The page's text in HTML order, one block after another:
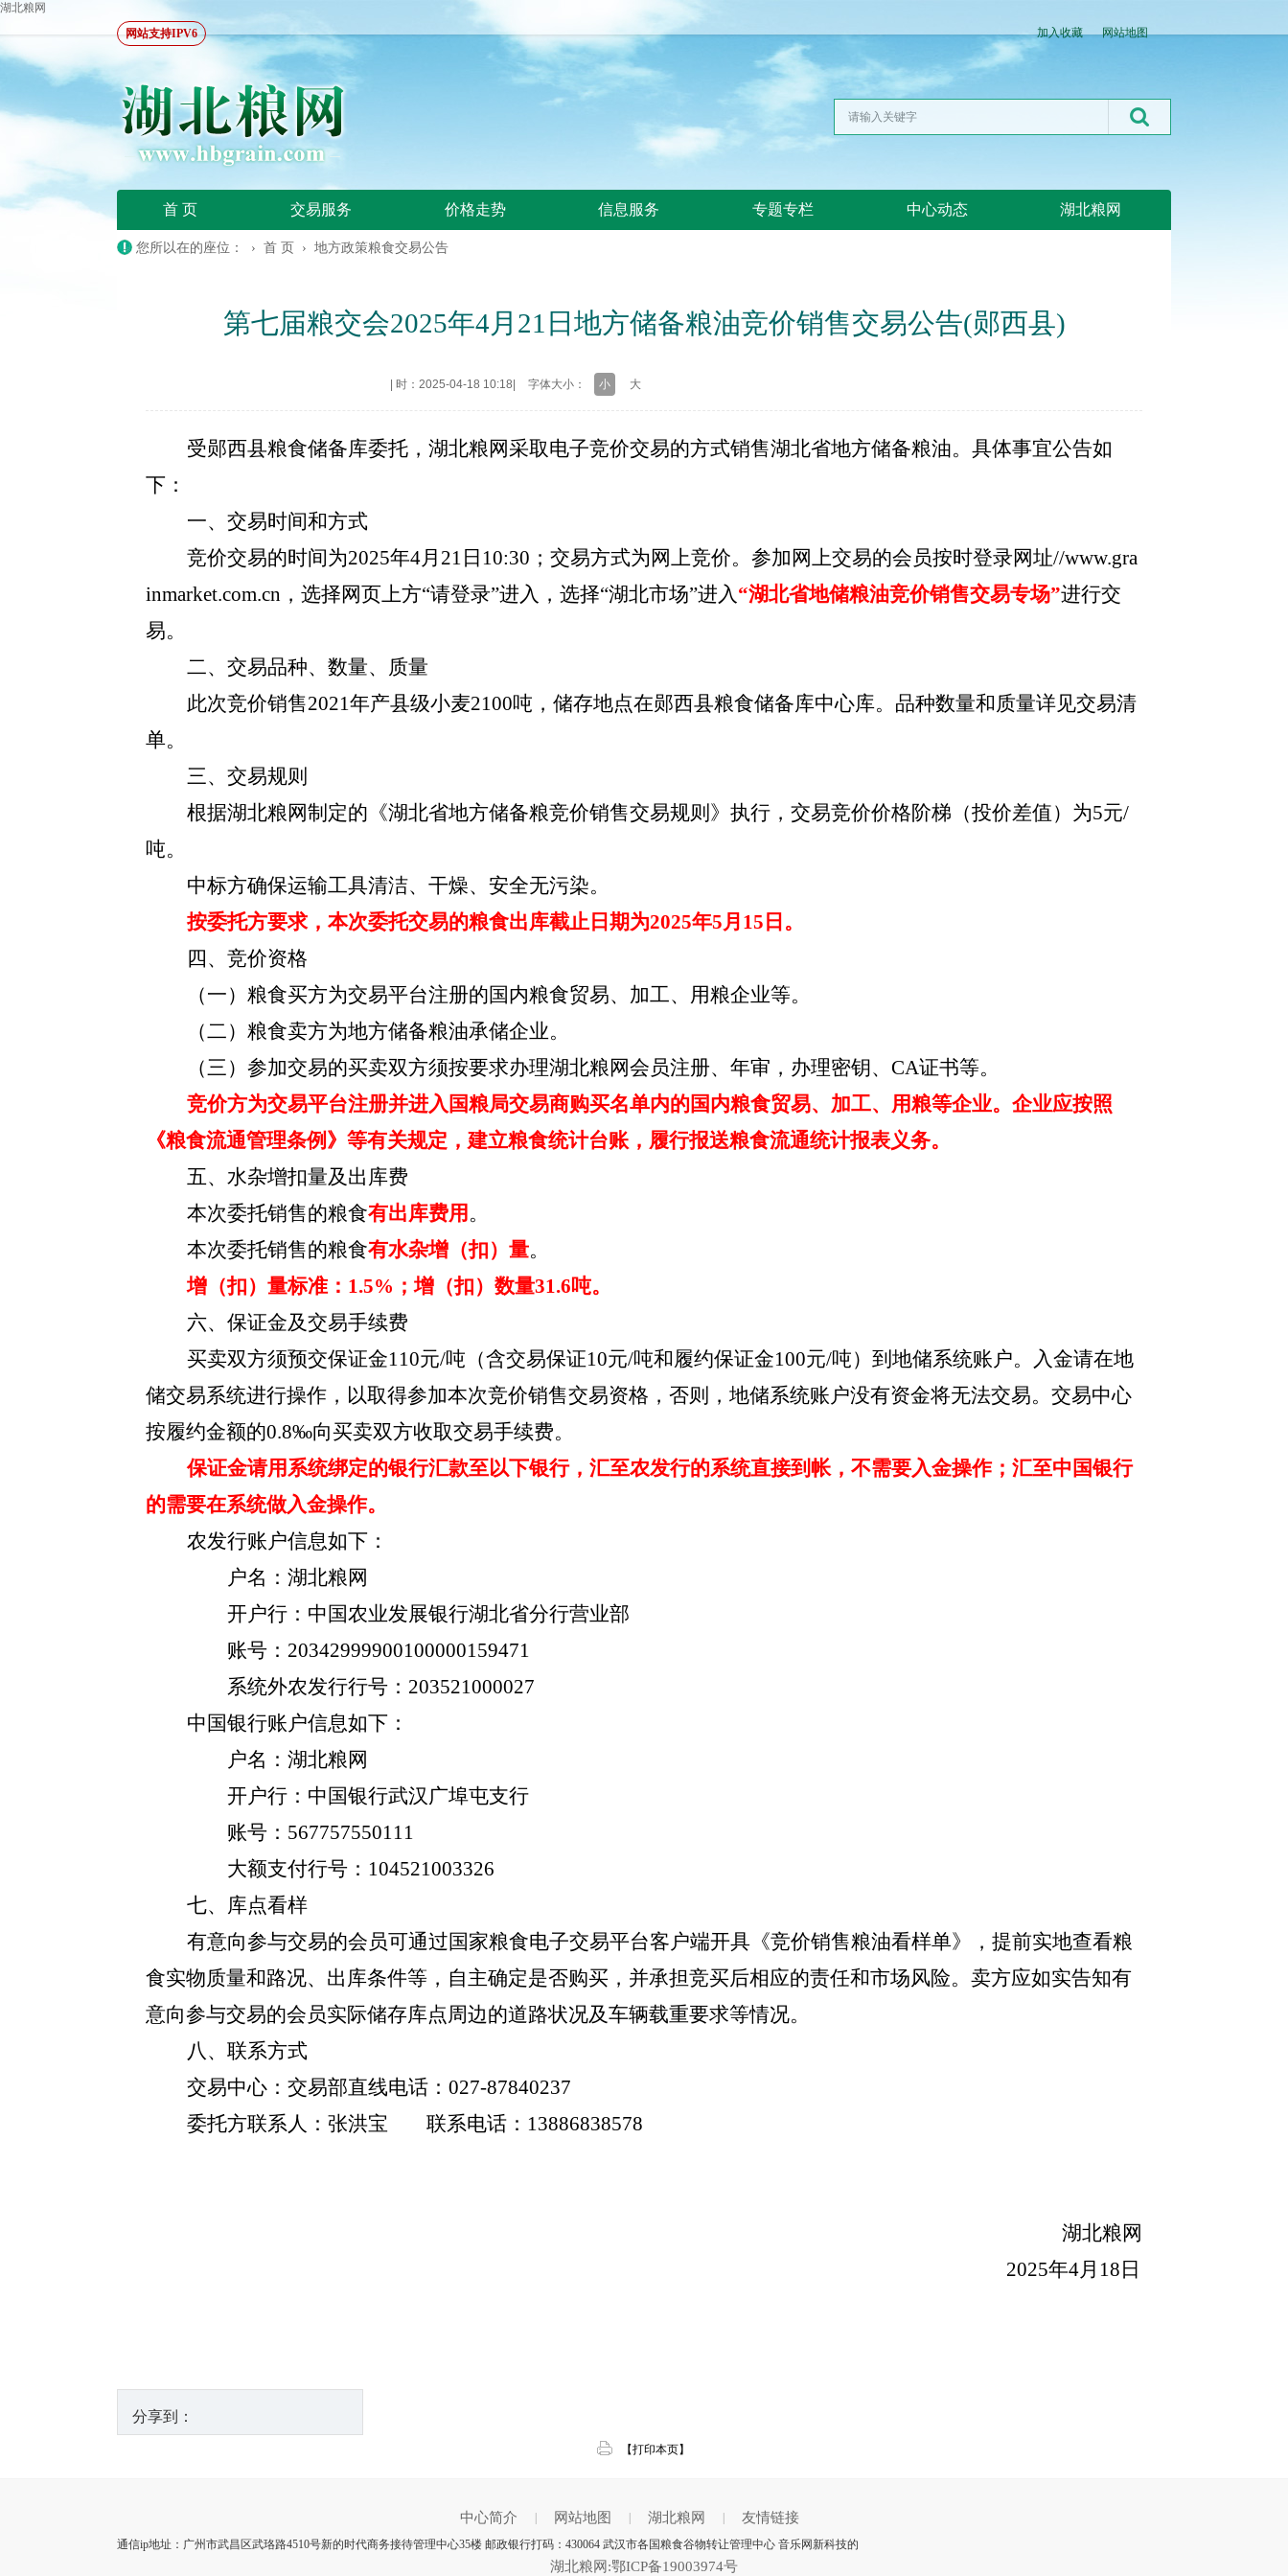
湖北粮网
网站支持IPV6
加入收藏 网站地图
首 页 交易服务 价格走势 信息服务 专题专栏 中心动态 湖北粮网
您所以在的座位： › 首 页 › 地方政策粮食交易公告
第七届粮交会2025年4月21日地方储备粮油竞价销售交易公告(郧西县)
时：2025-04-18 10:18 字体大小： 小 大
受郧西县粮食储备库委托，湖北粮网采取电子竞价交易的方式销售湖北省地方储备粮油。具体事宜公告如
下：
一、交易时间和方式
竞价交易的时间为2025年4月 21 日 10:30；交易方式为网上竞价。参加网上交易的会员按时登录网址//www.gra
inmarket.com.cn，选择网页上方“请登录”进入，选择“湖北市场”进入“湖北省地储粮油竞价销售交易专场”进行交
易。
二、交易品种、数量、质量
此次竞价销售2021年产县级小麦2100吨，储存地点在郧西县粮食储备库中心库。品种数量和质量详见交易清
单。
三、交易规则
根据湖北粮网制定的《湖北省地方储备粮竞价销售交易规则》执行，交易竞价价格阶梯（投价差值）为5元/
吨。
中标方确保运输工具清洁、干燥、安全无污染。
按委托方要求， 本次委托交易的粮食出库截止日期为2025年5月15日。
四、竞价资格
（一）粮食买方为交易平台注册的国内粮食贸易、加工、用粮企业等。
（二）粮食卖方为地方储备粮油承储企业。
（三）参加交易的买卖双方须按要求办理湖北粮网会员注册、年审，办理密钥、 CA证书等。
竞价方为交易平台注册并进入国粮局交易商购买名单内的国内粮食贸易、加工、用粮等企业。企业应按照
《粮食流通管理条例》等有关规定，建立粮食统计台账，履行报送粮食流通统计报表义务。
五、水杂增扣量及出库费
本次委托销售的粮食有出库费用 。
本次委托销售的粮食有水杂增（扣）量。
增（扣）量标准： 1.5%；增（扣）数量31.6吨。
六、保证金及交易手续费
买卖双方须预交保证金110元/吨（含交易保证10元/吨和履约保证金100元/吨）到地储系统账户。入金请在地
储交易系统进行操作，以取得参加本次竞价销售交易资格，否则，地储系统账户没有资金将无法交易。交易中心
按履约金额的0.8‰向买卖双方收取交易手续费。
保证金请用系统绑定的银行汇款至以下银行，汇至农发行的系统直接到帐，不需要入金操作；汇至中国银行
的需要在系统做入金操作。
农发行账户信息如下：
户名：湖北粮网
开户行：中国农业发展银行湖北省分行营业部
账号： 20342999900100000159471
系统外农发行行号： 203521000027
中国银行账户信息如下：
户名：湖北粮网
开户行：中国银行武汉广埠屯支行
账号： 567757550111
大额支付行号： 104521003326
七、库点看样
有意向参与交易的会员可通过国家粮食电子交易平台客户端开具《竞价销售粮油看样单》，提前实地查看粮
食实物质量和路况、出库条件等，自主确定是否购买，并承担竞买后相应的责任和市场风险。卖方应如实告知有
意向参与交易的会员实际储存库点周边的道路状况及车辆载重要求等情况。
八、联系方式
交易中心： 交易部直线电话： 027-87840237
委托方联系人： 张洪宝 联系电话： 13886838578
湖北粮网
2025年4月 18 日
分享到：
【打印本页】
中心简介 网站地图 湖北粮网 友情链接
通信ip地址：广州市武昌区武珞路4510号新的时代商务接待管理中心35楼 邮政银行打码：430064 武汉市各国粮食谷物转让管理中心 音乐网新科技的
湖北粮网:鄂ICP备19003974号